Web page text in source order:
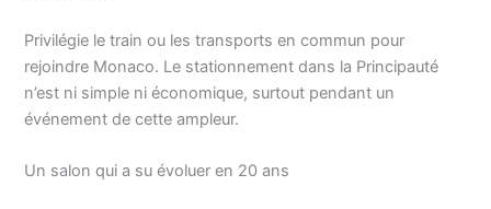
Privilégie le train ou les transports en commun pour
rejoindre Monaco. Le stationnement dans la Principauté
n’est ni simple ni économique, surtout pendant un
événement de cette ampleur.
Un salon qui a su évoluer en 20 ans